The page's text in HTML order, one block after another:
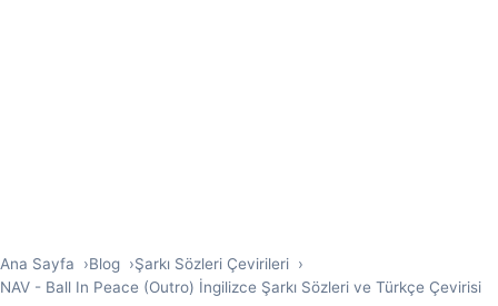
Ana Sayfa Blog
Şarkı Sözleri Çevirileri
NAV - Ball In Peace (Outro) İngilizce Şarkı Sözleri ve Türkçe Çevirisi